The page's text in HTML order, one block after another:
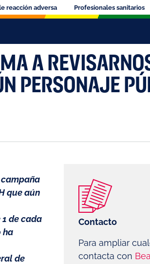
reacción adversa Profesionales sanitarios
A
PERSONAJE
campaña
que aún
de cada
ha
de
Contacto
Para ampliar
contacta con